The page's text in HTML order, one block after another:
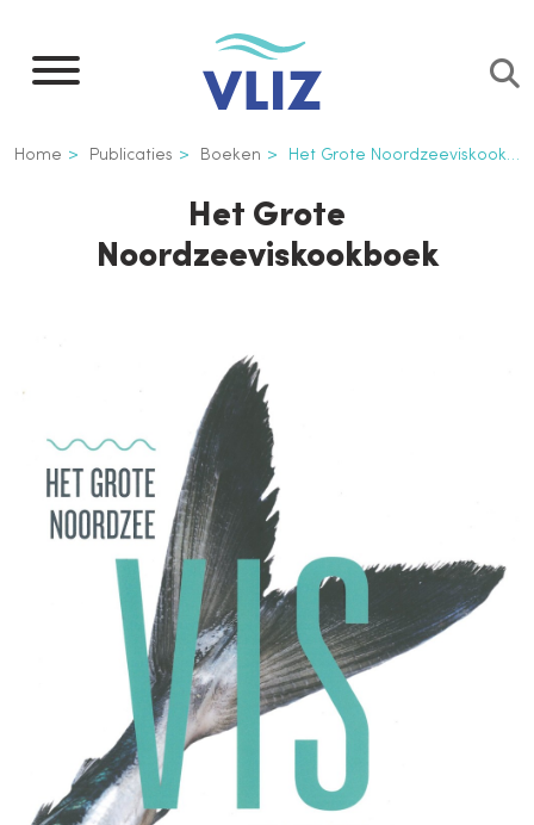
naar
inhoud
Kruimelpad
Home Publicaties Boeken Het Grote Noordzeeviskookboek
Het Grote
Noordzeeviskookboek